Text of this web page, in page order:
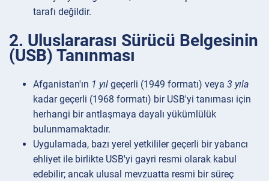
tarafı değildir.
2. Uluslararası Sürücü Belgesinin
(USB) Tanınması
Afganistan'ın 1 yıl geçerli (1949 formatı) veya 3 yıla
kadar geçerli (1968 formatı) bir USB'yi tanıması için
herhangi bir antlaşmaya dayalı yükümlülük
bulunmamaktadır.
Uygulamada, bazı yerel yetkililer geçerli bir yabancı
ehliyet ile birlikte USB'yi gayri resmi olarak kabul
edebilir; ancak ulusal mevzuatta resmi bir süreç